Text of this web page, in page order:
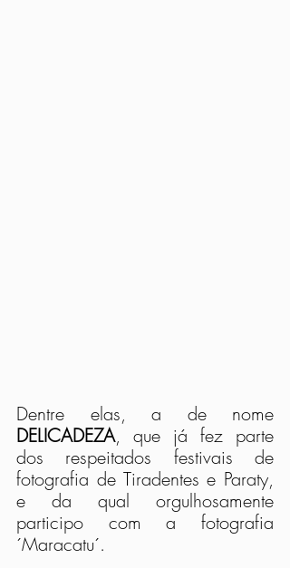
DELICADEZA, que já fez parte
dos respeitados festivais de
fotografia de Tiradentes e Paraty,
e da qual orgulhosamente
participo com a fotografia
´Maracatu´.